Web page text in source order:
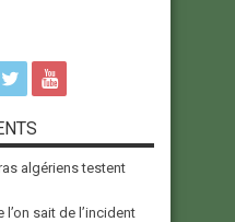
algériens testent
l’on sait de l’incident